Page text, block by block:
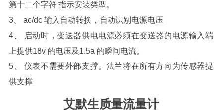
第十二个字符 指示安装类型。
3、 ac/dc 输入自动转换，自动识别电源电压
4、 启动时，变送器供电电源必须在变送器的电源输入端
上提供18v 的电压及1.5a 的瞬间电流。
5、 仪表不需要外部支撑。法兰将在所有方向为传感器提
供支撑
艾默生质量流量计